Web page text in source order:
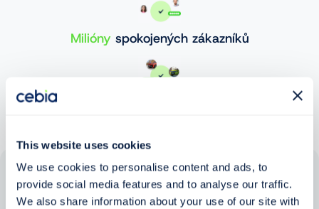
This website uses cookies
We use cookies to personalise content and ads, to
provide social media features and to analyse our traffic.
We also share information about your use of our site with
Milióny spokojených zákazníků
Zkušenosti zákazníků